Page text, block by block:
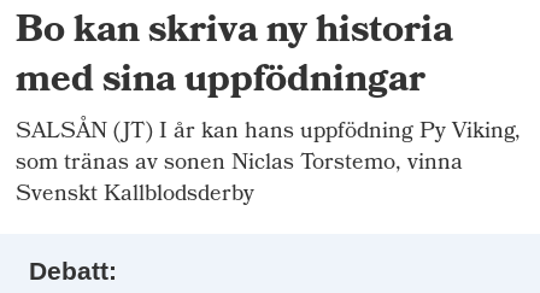
Bo kan skriva ny historia
med sina uppfödningar
SALSÅN (JT) I år kan hans uppfödning Py Viking,
som tränas av sonen Niclas Torstemo, vinna
Svenskt Kallblodsderby
Debatt: